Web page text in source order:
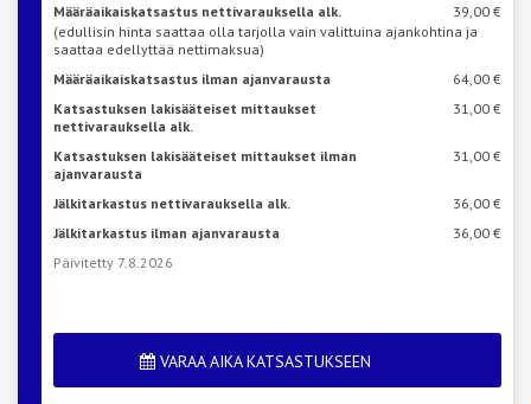
Määräaikaiskatsastus nettivarauksella alk.
39,00 €
(edullisin hinta saattaa olla tarjolla vain valittuina ajankohtina ja
saattaa edellyttää nettimaksua)
Määräaikaiskatsastus ilman ajanvarausta
64,00 €
Katsastuksen lakisääteiset mittaukset
nettivarauksella alk.
31,00 €
Katsastuksen lakisääteiset mittaukset ilman
ajanvarausta
31,00 €
Jälkitarkastus nettivarauksella alk.
36,00 €
Jälkitarkastus ilman ajanvarausta
36,00 €
Päivitetty 7.8.2026
VARAA AIKA KATSASTUKSEEN